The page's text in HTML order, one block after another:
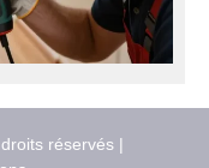
réservés |